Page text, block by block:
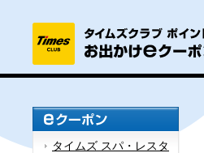
タイムズ スパ・レスタ